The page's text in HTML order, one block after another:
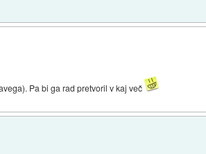
Pa bi ga rad pretvoril v kaj več